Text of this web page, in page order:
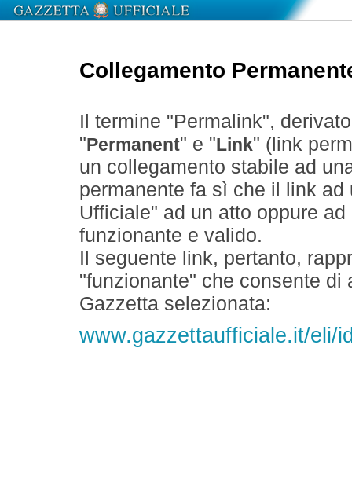
Collegamento
Il termine "Permalink",
" Permanent" e " Link" (link
un collegamento stabile ad
permanente fa sì che il link
Ufficiale" ad un atto oppure
funzionante e valido.
Il seguente link, pertanto,
"funzionante" che consente
Gazzetta selezionata:
www.gazzettaufficiale.it/eli/